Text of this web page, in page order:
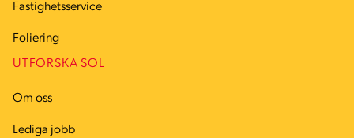
Fastighetsservice
Foliering
UTFORSKA SOL
Om oss
Lediga jobb